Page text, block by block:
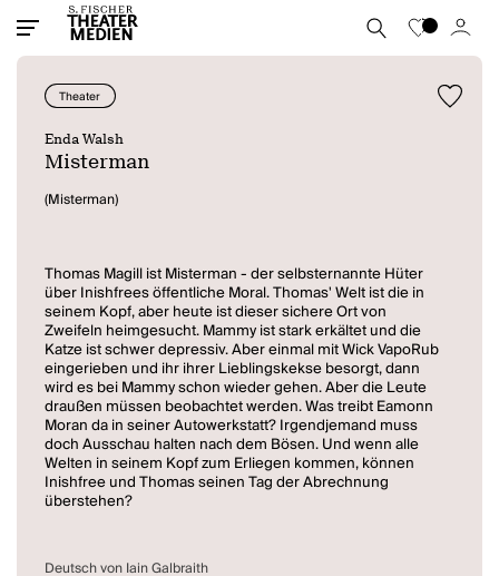
Theater
Enda Walsh
Misterman
(Misterman)
Thomas Magill ist Misterman - der selbsternannte Hüter
über Inishfrees öffentliche Moral. Thomas' Welt ist die in
seinem Kopf, aber heute ist dieser sichere Ort von
Zweifeln heimgesucht. Mammy ist stark erkältet und die
Katze ist schwer depressiv. Aber einmal mit Wick VapoRub
eingerieben und ihr ihrer Lieblingskekse besorgt, dann
wird es bei Mammy schon wieder gehen. Aber die Leute
draußen müssen beobachtet werden. Was treibt Eamonn
Moran da in seiner Autowerkstatt? Irgendjemand muss
doch Ausschau halten nach dem Bösen. Und wenn alle
Welten in seinem Kopf zum Erliegen kommen, können
Inishfree und Thomas seinen Tag der Abrechnung
überstehen?
Deutsch von Iain Galbraith